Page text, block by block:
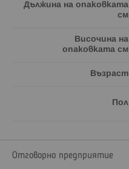
Дължина на опаковката
см
Височина на
опаковката см
Възраст
Пол
Отговорно предприятие